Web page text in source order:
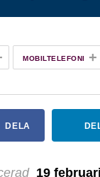
MOBILTELEFONI +
DELA
19